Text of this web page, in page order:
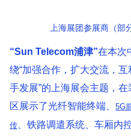
上海展团参展商（部
“Sun Telecom浦津”在本次
绕“加强合作，扩大交流，
手发展”的上海展会主题，
区展示了光纤智能终端、 5G
传 、铁路调遣系统、车厢内